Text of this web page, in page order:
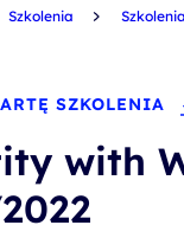
DMI
VR
NIS2
dla edukacji
Szkolenia
SZKOLENIA
with